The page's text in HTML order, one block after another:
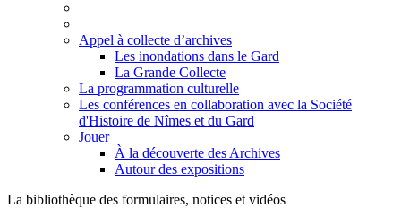
Appel à collecte d’archives
Les inondations dans le Gard
La Grande Collecte
La programmation culturelle
Les conférences en collaboration avec la Société
d'Histoire de Nîmes et du Gard
Jouer
À la découverte des Archives
Autour des expositions
La bibliothèque des formulaires, notices et vidéos